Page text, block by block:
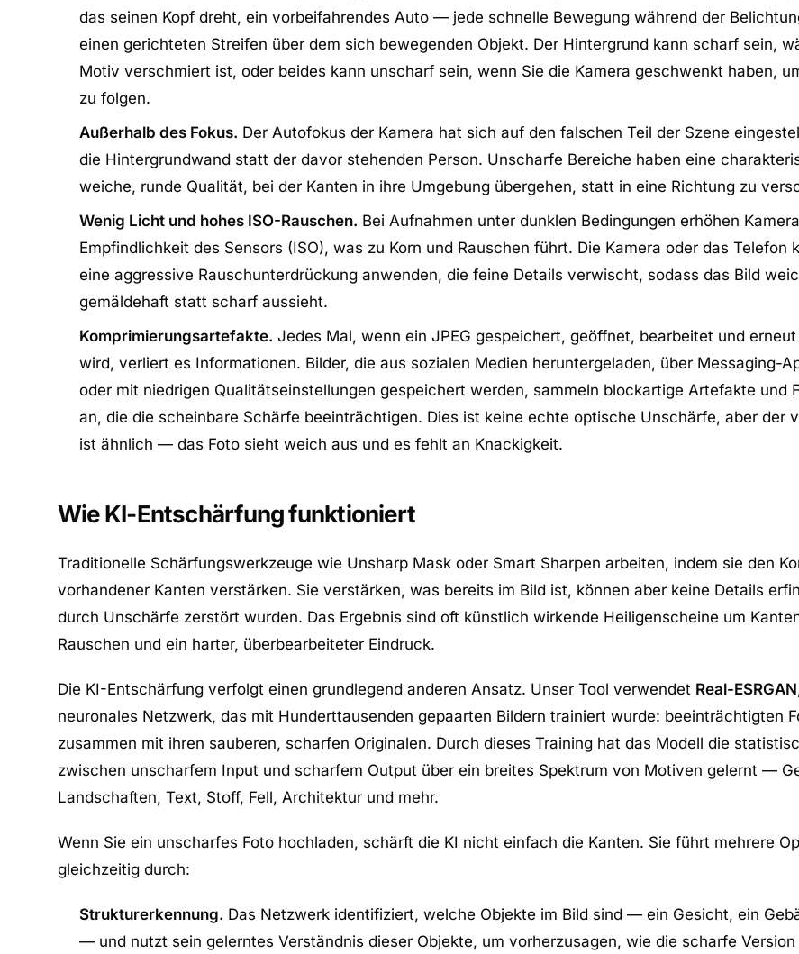
das seinen Kopf dreht, ein vorbeifahrendes Auto — jede schnelle Bewegung während der
einen gerichteten Streifen über dem sich bewegenden Objekt. Der Hintergrund kann scharf sein,
Motiv verschmiert ist, oder beides kann unscharf sein, wenn Sie die Kamera geschwenkt haben,
zu folgen.
Außerhalb des Fokus. Der Autofokus der Kamera hat sich auf den falschen Teil der Szene
die Hintergrundwand statt der davor stehenden Person. Unscharfe Bereiche haben eine
weiche, runde Qualität, bei der Kanten in ihre Umgebung übergehen, statt in eine Richtung zu
Wenig Licht und hohes ISO-Rauschen. Bei Aufnahmen unter dunklen Bedingungen erhöhen
Empfindlichkeit des Sensors (ISO), was zu Korn und Rauschen führt. Die Kamera oder das Telefon
eine aggressive Rauschunterdrückung anwenden, die feine Details verwischt, sodass das Bild
gemäldehaft statt scharf aussieht.
Komprimierungsartefakte. Jedes Mal, wenn ein JPEG gespeichert, geöffnet, bearbeitet und
wird, verliert es Informationen. Bilder, die aus sozialen Medien heruntergeladen, über Messaging-
oder mit niedrigen Qualitätseinstellungen gespeichert werden, sammeln blockartige Artefakte und
an, die die scheinbare Schärfe beeinträchtigen. Dies ist keine echte optische Unschärfe, aber der
ist ähnlich — das Foto sieht weich aus und es fehlt an Knackigkeit.
Wie KI-Entschärfung funktioniert
Traditionelle Schärfungswerkzeuge wie Unsharp Mask oder Smart Sharpen arbeiten, indem sie den
vorhandener Kanten verstärken. Sie verstärken, was bereits im Bild ist, können aber keine Details
durch Unschärfe zerstört wurden. Das Ergebnis sind oft künstlich wirkende Heiligenscheine um
Rauschen und ein harter, überbearbeiteter Eindruck.
Die KI-Entschärfung verfolgt einen grundlegend anderen Ansatz. Unser Tool verwendet Real-ESRGAN
neuronales Netzwerk, das mit Hunderttausenden gepaarten Bildern trainiert wurde: beeinträchtigten
zusammen mit ihren sauberen, scharfen Originalen. Durch dieses Training hat das Modell die
zwischen unscharfem Input und scharfem Output über ein breites Spektrum von Motiven gelernt —
Landschaften, Text, Stoff, Fell, Architektur und mehr.
Wenn Sie ein unscharfes Foto hochladen, schärft die KI nicht einfach die Kanten. Sie führt mehrere
gleichzeitig durch:
Strukturerkennung. Das Netzwerk identifiziert, welche Objekte im Bild sind — ein Gesicht, ein
— und nutzt sein gelerntes Verständnis dieser Objekte, um vorherzusagen, wie die scharfe Version